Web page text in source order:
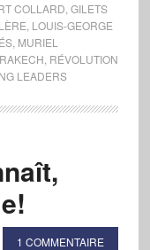
COLLARD GILETS
LOUIS-GEORGE
, MURIEL
RÉVOLUTION
LEADERS
1 COMMENTAIRE